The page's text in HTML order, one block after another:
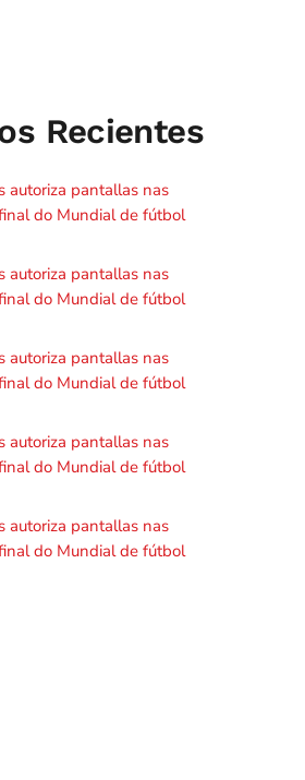
Recientes
autoriza pantallas nas
do Mundial de fútbol
autoriza pantallas nas
do Mundial de fútbol
autoriza pantallas nas
do Mundial de fútbol
autoriza pantallas nas
do Mundial de fútbol
autoriza pantallas nas
do Mundial de fútbol